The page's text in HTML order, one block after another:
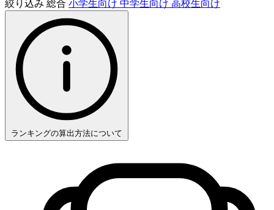
絞り込み 総合 小学生向け 中学生向け 高校生向け
ランキングの算出方法について